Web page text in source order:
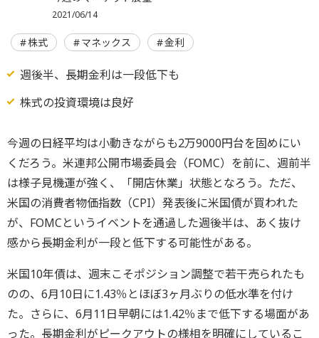
2021/06/14
株式 マネックス 金利
週後半、長期金利は一段低下も
株式の投資環境は良好
今週の日経平均は小動きながらも2万9000円台を固めにい
くだろう。米連邦公開市場委員会（FOMC）を前に、週前半
は様子見機運が強く、「開店休業」状態となろう。ただ、
米国の消費者物価指数（CPI）発表後に米国債が買われた
が、FOMCというイベントを通過した週後半は、あく抜け
感から長期金利が一段と低下する可能性がある。
米国10年債は、週末こそポジション調整で若干売られたも
のの、6月10日に1.43％とほぼ3ヶ月ぶりの低水準を付け
た。さらに、6月11日早朝には1.42％まで低下する場面があ
った。長期金利がピークアウトの様相を明確にしているこ